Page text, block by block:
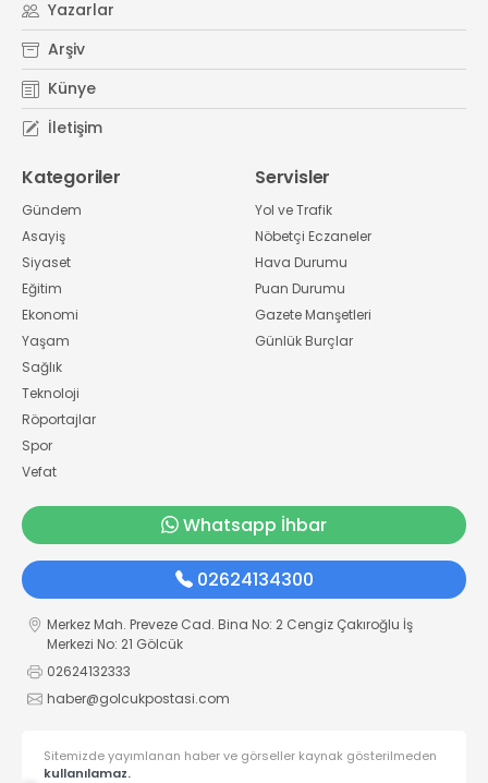
Yazarlar
Arşiv
Künye
İletişim
Kategoriler
Gündem
Asayiş
Siyaset
Eğitim
Ekonomi
Yaşam
Sağlık
Teknoloji
Röportajlar
Spor
Vefat
Servisler
Yol ve Trafik
Nöbetçi Eczaneler
Hava Durumu
Puan Durumu
Gazete Manşetleri
Günlük Burçlar
Whatsapp İhbar
02624134300
Merkez Mah. Preveze Cad. Bina No: 2 Cengiz Çakıroğlu İş
Merkezi No: 21 Gölcük
02624132333
haber@golcukpostasi.com
Sitemizde yayımlanan haber ve görseller kaynak gösterilmeden
kullanılamaz.